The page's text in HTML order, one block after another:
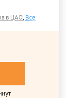
в ЦАО,Все